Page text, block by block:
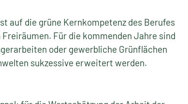
auf die grüne Kernkompetenz des Berufes
Für die kommenden Jahre sind
oder gewerbliche Grünflächen
sukzessive erweitert werden.